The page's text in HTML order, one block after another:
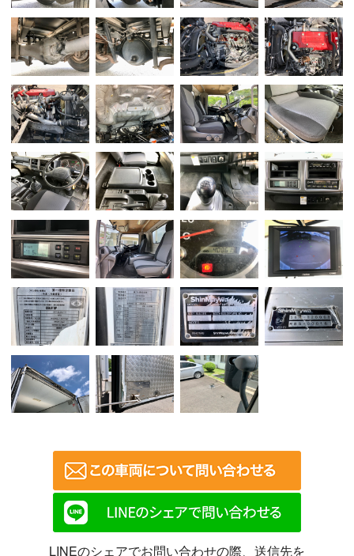
LINEのシェアでお問い合わせの際、送信先を